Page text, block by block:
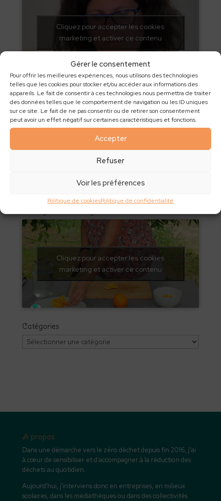
Gérer le consentement
Pour offrir les meilleures expériences, nous utilisons des technologies
telles que les cookies pour stocker et/ou accéder aux informations des
appareils. Le fait de consentir à ces technologies nous permettra de traiter
des données telles que le comportement de navigation ou les ID uniques
sur ce site. Le fait de ne pas consentir ou de retirer son consentement
peut avoir un effet négatif sur certaines caractéristiques et fonctions.
Accepter
Refuser
Voir les préférences
Politique de cookiesPolitique de confidentialité
Cliquez pour accepter les cookies
marketing et activer ce contenu
Tawashis
Cliquez pour accepter les cookies
Cliquez pour accepter les cookies
marketing et activer ce contenu
Catégories
Catégories
A propos
Dans une démarche vers le zéro déchet depuis fin 2016, j’ai
à cœur de sensibiliser et d’accompagner à la réduction des
déchets au quotidien.
Aujourd’hui, j’interviens donc en entreprises, en milieux
scolaires, dans les médiathèques ou dans des collectivités